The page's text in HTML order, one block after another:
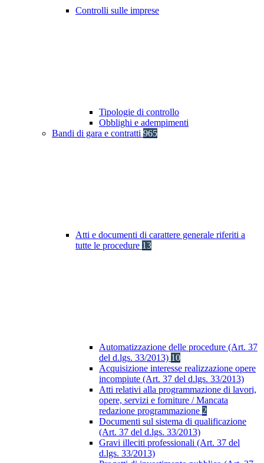
Controlli sulle imprese
Tipologie di controllo
Obblighi e adempimenti
Bandi di gara e contratti 965
Atti e documenti di carattere generale riferiti a
tutte le procedure 13
Automatizzazione delle procedure (Art. 37
del d.lgs. 33/2013) 10
Acquisizione interesse realizzazione opere
incompiute (Art. 37 del d.lgs. 33/2013)
Atti relativi alla programmazione di lavori,
opere, servizi e forniture / Mancata
redazione programmazione 2
Documenti sul sistema di qualificazione
(Art. 37 del d.lgs. 33/2013)
Gravi illeciti professionali (Art. 37 del
d.lgs. 33/2013)